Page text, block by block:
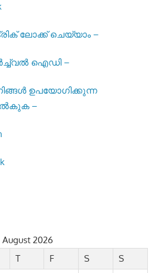
ലോക്ക് ചെയ്യാം –
ഐഡി –
ഉപയോഗിക്കുന്ന
–
August 2026
T F S
S